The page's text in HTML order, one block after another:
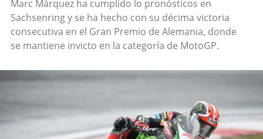
Marc Márquez ha cumplido lo pronósticos en
Sachsenring y se ha hecho con su décima victoria
consecutiva en el Gran Premio de Alemania, donde
se mantiene invicto en la categoría de MotoGP.